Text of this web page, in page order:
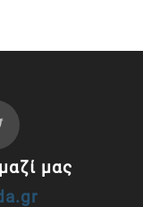
μας